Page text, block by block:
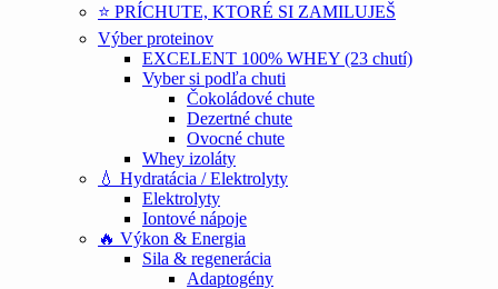
⭐ PRÍCHUTE, KTORÉ SI ZAMILUJEŠ
Výber proteinov
EXCELENT 100% WHEY (23 chutí)
Vyber si podľa chuti
Čokoládové chute
Dezertné chute
Ovocné chute
Whey izoláty
💧 Hydratácia / Elektrolyty
Elektrolyty
Iontové nápoje
🔥 Výkon & Energia
Sila & regenerácia
Adaptogény